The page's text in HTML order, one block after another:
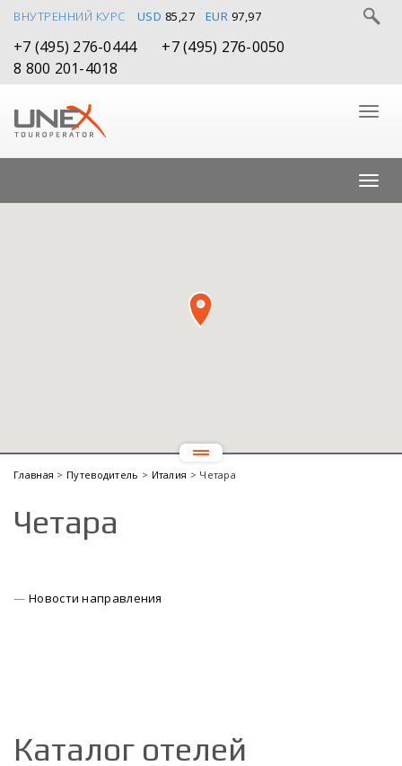
ВНУТРЕННИЙ КУРС USD 85,27 EUR 97,97
+7 (495) 276-0444
+7 (495) 276-0050
8 800 201-4018
Главная > Путеводитель > Италия > Четара
Четара
Новости направления
Каталог отелей